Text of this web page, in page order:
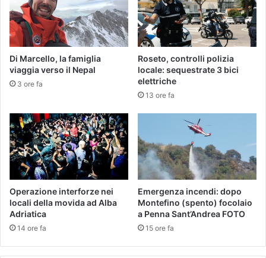
Di Marcello, la famiglia
viaggia verso il Nepal
3 ore fa
Roseto, controlli polizia
locale: sequestrate 3 bici
elettriche
13 ore fa
Operazione interforze nei
locali della movida ad Alba
Adriatica
14 ore fa
Emergenza incendi: dopo
Montefino (spento) focolaio
a Penna Sant’Andrea FOTO
15 ore fa